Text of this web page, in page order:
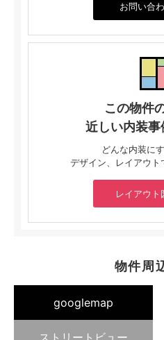
お問い合
この物件
近しい内装
どんな内装に
デザイン、レイアウト
レイアウト
物件周
googlemap
ストリートビュー